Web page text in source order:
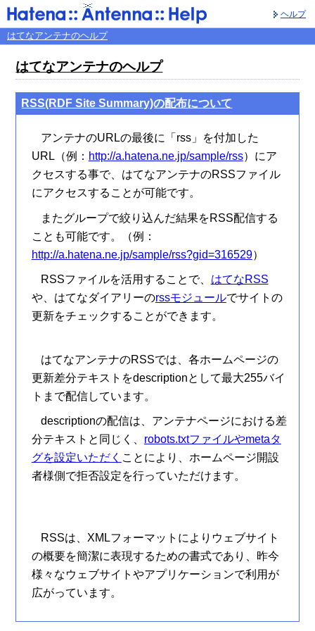
ヘルプ
はてなアンテナのヘルプ
はてなアンテナのヘルプ
RSS(RDF Site Summary)の配布について
アンテナのURLの最後に「rss」を付加した
URL（例： http://a.hatena.ne.jp/sample/rss）にア
クセスする事で、はてなアンテナのRSSファイル
にアクセスすることが可能です。
またグループで絞り込んだ結果をRSS配信する
ことも可能です。（例：
http://a.hatena.ne.jp/sample/rss?gid=316529）
RSSファイルを活用することで、 はてなRSS
や、はてなダイアリーのrssモジュールでサイトの
更新をチェックすることができます。
はてなアンテナのRSSでは、各ホームページの
更新差分テキストをdescriptionとして最大255バイ
トまで配信しています。
descriptionの配信は、アンテナページにおける差
分テキストと同じく、 robots.txtファイルやmetaタ
グを設定いただく ことにより、ホームページ開設
者様側で拒否設定を行っていただけます。
RSSは、XMLフォーマットによりウェブサイト
の概要を簡潔に表現するための書式であり、昨今
様々なウェブサイトやアプリケーションで利用が
広がっています。